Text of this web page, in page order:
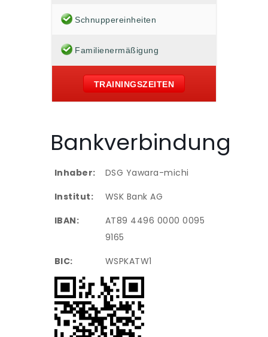
Schnuppereinheiten
Familienermäßigung
TRAININGSZEITEN
Bankverbindung
Inhaber:
DSG Yawara-michi
Institut:
WSK Bank AG
IBAN:
AT89 4496 0000 0095
9165
BIC:
WSPKATW1